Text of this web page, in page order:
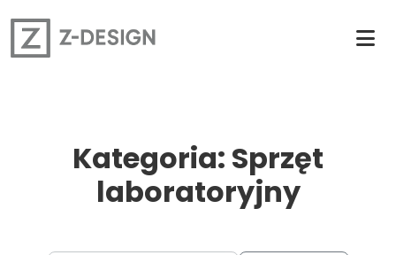
Kategoria: Sprzęt
laboratoryjny